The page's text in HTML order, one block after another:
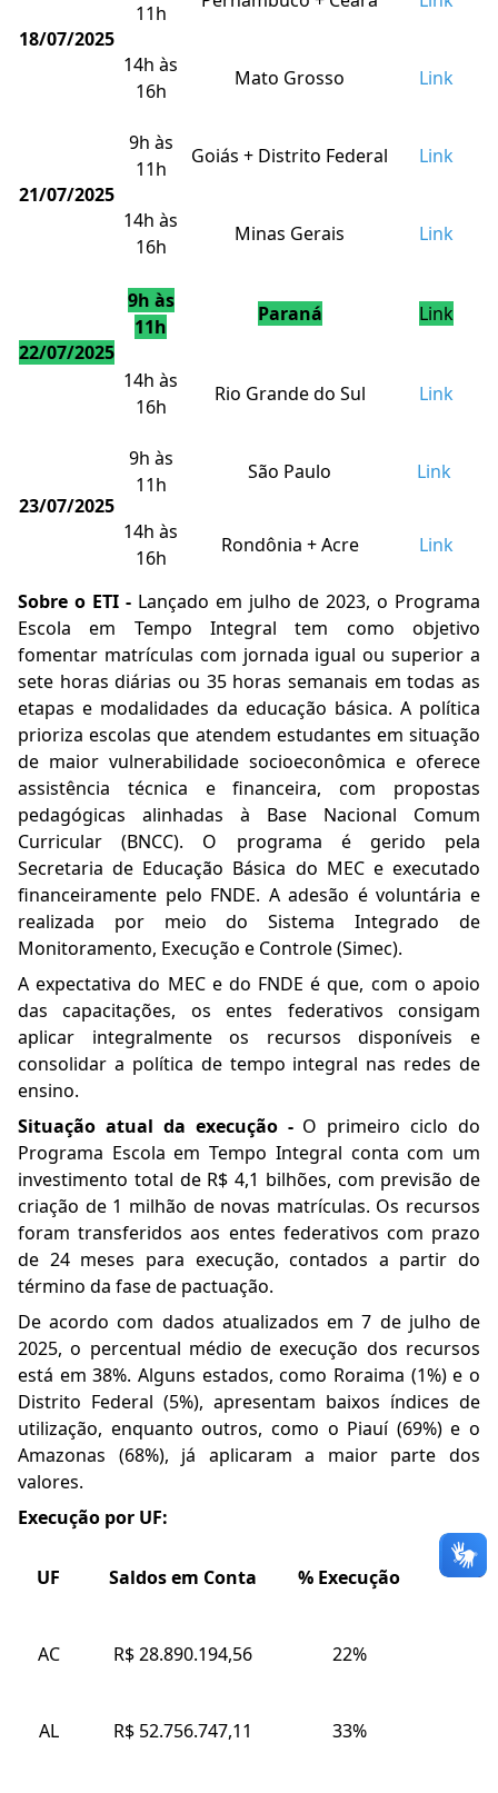
18/07/2025
11h
14h às
16h
Mato Grosso Link
21/07/2025
9h às
11h
Goiás + Distrito Federal Link
14h às
16h
Minas Gerais Link
22/07/2025
9h às
11h
Paraná Link
14h às
16h
Rio Grande do Sul Link
23/07/2025
9h às
11h
São Paulo Link
14h às
16h
Rondônia + Acre Link
Sobre o ETI - Lançado em julho de 2023, o Programa
Escola em Tempo Integral tem como objetivo
fomentar matrículas com jornada igual ou superior a
sete horas diárias ou 35 horas semanais em todas as
etapas e modalidades da educação básica. A política
prioriza escolas que atendem estudantes em situação
de maior vulnerabilidade socioeconômica e oferece
assistência técnica e financeira, com propostas
pedagógicas alinhadas à Base Nacional Comum
Curricular (BNCC). O programa é gerido pela
Secretaria de Educação Básica do MEC e executado
financeiramente pelo FNDE. A adesão é voluntária e
realizada por meio do Sistema Integrado de
Monitoramento, Execução e Controle (Simec).
A expectativa do MEC e do FNDE é que, com o apoio
das capacitações, os entes federativos consigam
aplicar integralmente os recursos disponíveis e
consolidar a política de tempo integral nas redes de
ensino.
Situação atual da execução - O primeiro ciclo do
Programa Escola em Tempo Integral conta com um
investimento total de R$ 4,1 bilhões, com previsão de
criação de 1 milhão de novas matrículas. Os recursos
foram transferidos aos entes federativos com prazo
de 24 meses para execução, contados a partir do
término da fase de pactuação.
De acordo com dados atualizados em 7 de julho de
2025, o percentual médio de execução dos recursos
está em 38%. Alguns estados, como Roraima (1%) e o
Distrito Federal (5%), apresentam baixos índices de
utilização, enquanto outros, como o Piauí (69%) e o
Amazonas (68%), já aplicaram a maior parte dos
valores.
Execução por UF:
UF Saldos em Conta % Execução
AC R$ 28.890.194,56 22%
AL R$ 52.756.747,11 33%